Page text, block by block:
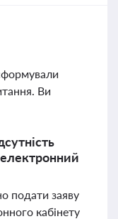
Ви
подати заяву
кабінету